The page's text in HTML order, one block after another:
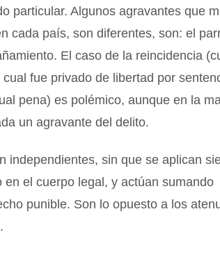
particular. Algunos agravantes que
cada país, son diferentes, son: el
El caso de la reincidencia
fue privado de libertad por
pena) es polémico, aunque en la
un agravante del delito.
independientes, sin que se aplican
el cuerpo legal, y actúan sumando
punible. Son lo opuesto a los